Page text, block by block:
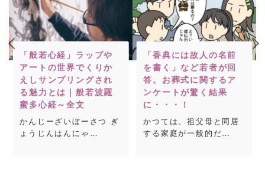
「般若心経」ラップや
アートの世界でくりか
えしサンプリングされ
る魅力とは｜般若波羅
蜜多心経～全文
かんじーざいぼーさつ ぎ
ょうじんはんにゃ…
「香典には故人の名前
を書く」など若者が回
答。お葬式に関するア
ンケートが驚く結果
に・・・！
かつては、祖父母と同居
する家庭が一般的だ…